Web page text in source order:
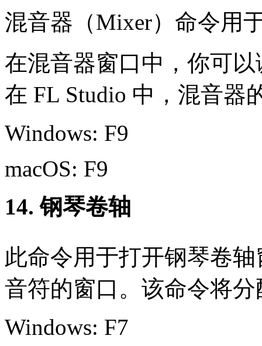
混音器（Mixer）命令用
在混音器窗口中，你可
在 FL Studio 中，混音器
Windows: F9
macOS: F9
14. 钢琴卷轴
此命令用于打开钢琴卷
音符的窗口。该命令将
Windows: F7